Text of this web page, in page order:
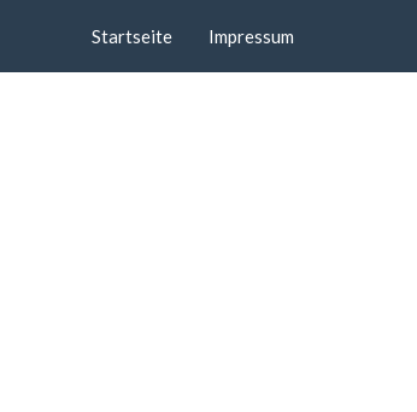
Startseite Impressum